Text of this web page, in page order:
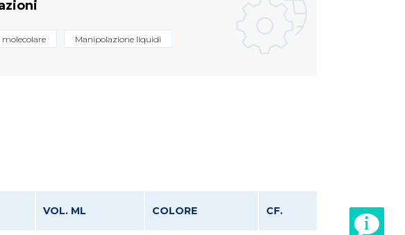
Manipolazione liquidi
VOL. ML COLORE CF.